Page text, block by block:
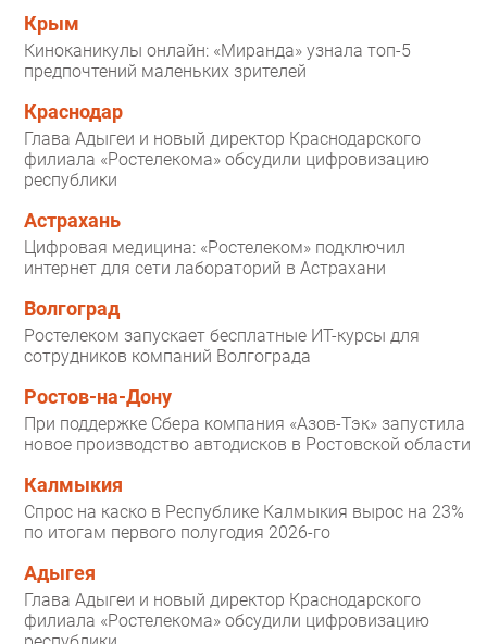
Крым
Киноканикулы онлайн: «Миранда» узнала топ-5
предпочтений маленьких зрителей
Краснодар
Глава Адыгеи и новый директор Краснодарского
филиала «Ростелекома» обсудили цифровизацию
республики
Астрахань
Цифровая медицина: «Ростелеком» подключил
интернет для сети лабораторий в Астрахани
Волгоград
Ростелеком запускает бесплатные ИТ-курсы для
сотрудников компаний Волгограда
Ростов-на-Дону
При поддержке Сбера компания «Азов-Тэк» запустила
новое производство автодисков в Ростовской области
Калмыкия
Спрос на каско в Республике Калмыкия вырос на 23%
по итогам первого полугодия 2026-го
Адыгея
Глава Адыгеи и новый директор Краснодарского
филиала «Ростелекома» обсудили цифровизацию